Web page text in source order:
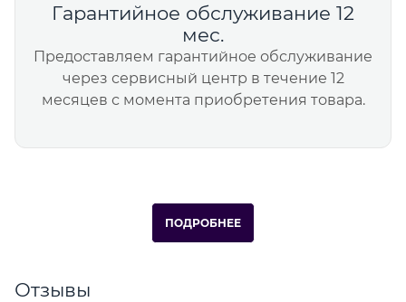
Гарантийное обслуживание 12
мес.
Предоставляем гарантийное обслуживание
через сервисный центр в течение 12
месяцев с момента приобретения товара.
ПОДРОБНЕЕ
Отзывы